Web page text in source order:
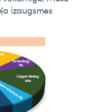
izaugsmes